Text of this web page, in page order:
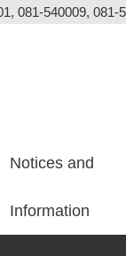
081-540009,
Notices and
Information